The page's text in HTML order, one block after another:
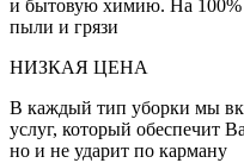
и бытовую химию. На
пыли и грязи
НИЗКАЯ ЦЕНА
В каждый тип уборки мы
услуг, который обеспечит
но и не ударит по карману